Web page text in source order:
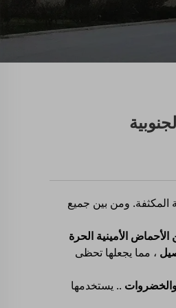
المكثفة. ومن بين جميع
، مما يجعلها تحظى
والخضروات .. يستخدمها